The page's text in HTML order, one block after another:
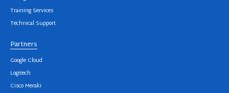
Training Services
Technical Support
Partners
Google Cloud
Logitech
Cisco Meraki